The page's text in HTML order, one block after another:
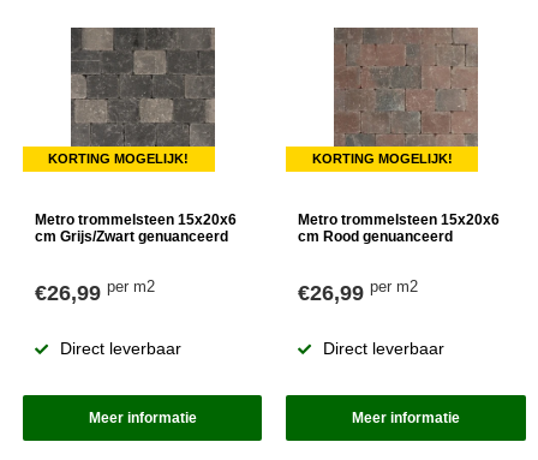
KORTING MOGELIJK!
Metro trommelsteen 15x20x6
cm Grijs/Zwart genuanceerd
€26,99 per m2
Direct leverbaar
Meer informatie
KORTING MOGELIJK!
Metro trommelsteen 15x20x6
cm Rood genuanceerd
€26,99per m2
Direct leverbaar
Meer informatie